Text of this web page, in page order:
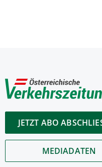
JETZT ABO
MEDIADATEN